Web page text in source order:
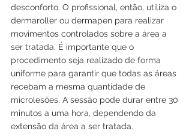
desconforto. O profissional, então, utiliza o
dermaroller ou dermapen para realizar
movimentos controlados sobre a área a
ser tratada. É importante que o
procedimento seja realizado de forma
uniforme para garantir que todas as áreas
recebam a mesma quantidade de
microlesões. A sessão pode durar entre 30
minutos a uma hora, dependendo da
extensão da área a ser tratada.